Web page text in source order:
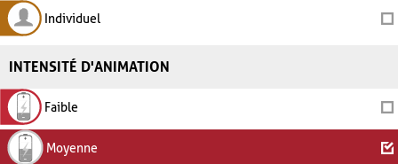
Individuel
INTENSITÉ D'ANIMATION
Faible
Moyenne